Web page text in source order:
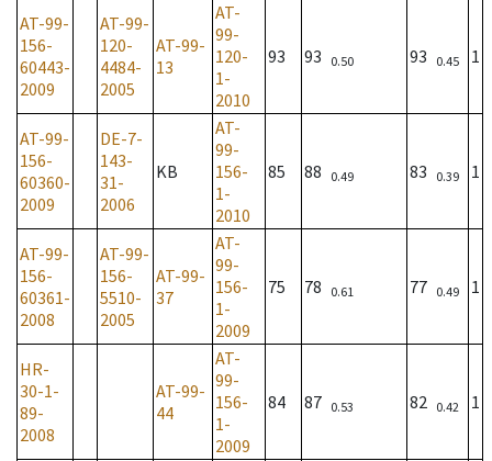
AT-99-
156-
60443-
2009
AT-99-
120-
4484-
2005
AT-99-
13
AT-
99-
120-
1-
2010
93 93 0.50 93 0.45 1
AT-99-
156-
60360-
2009
DE-7-
143-
31-
2006
KB
AT-
99-
156-
1-
2010
85 88 0.49 83 0.39 1
AT-99-
156-
60361-
2008
AT-99-
156-
5510-
2005
AT-99-
37
AT-
99-
156-
1-
2009
75 78 0.61 77 0.49 1
HR-
30-1-
89-
2008
AT-99-
44
AT-
99-
156-
1-
2009
84 87 0.53 82 0.42 1